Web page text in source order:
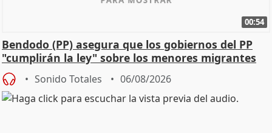
00:54
Bendodo (PP) asegura que los gobiernos del PP
"cumplirán la ley" sobre los menores migrantes
Sonido Totales 06/08/2026